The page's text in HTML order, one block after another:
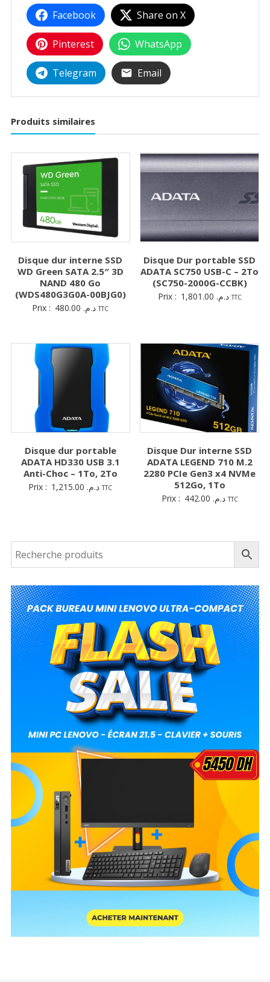
Facebook Share on X
Pinterest WhatsApp
Telegram Email
Produits similaires
Disque dur interne SSD
WD Green SATA 2.5″ 3D
NAND 480 Go
(WDS480G3G0A-00BJG0)
Prix : د.م. TTC
Disque Dur portable SSD
ADATA SC750 USB-C – 2To
(SC750-2000G-CCBK)
Prix : د.م. TTC
Disque dur portable
ADATA HD330 USB 3.1
Anti-Choc – 1To, 2To
Prix : د.م. TTC
Disque Dur interne SSD
ADATA LEGEND 710 M.2
2280 PCIe Gen3 x4 NVMe
512Go, 1To
Prix : د.م. TTC